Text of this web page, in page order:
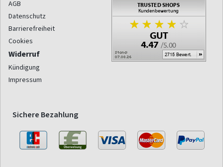
AGB
Datenschutz
Barrierefreiheit
Cookies
Widerruf
Kündigung
Impressum
Sichere Bezahlung